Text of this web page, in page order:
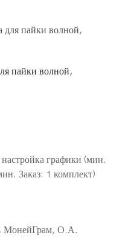
для пайки волной,
пайки волной,
графики (мин.
Заказ: 1 комплект)
МонейГрам, О.А.